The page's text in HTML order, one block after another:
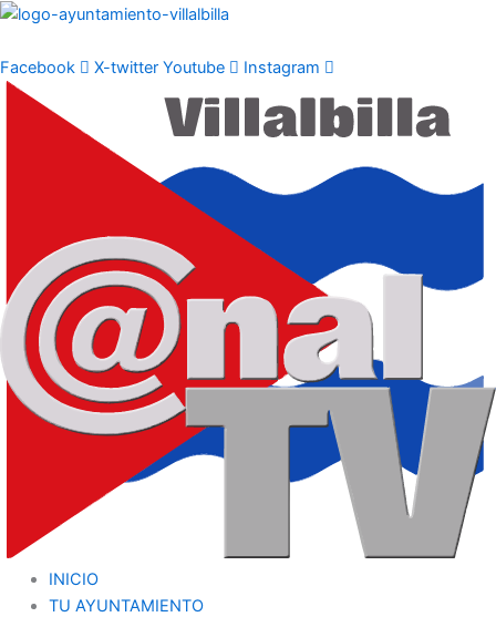
Ir
contenido
Facebook X-twitter Youtube Instagram
INICIO
TU AYUNTAMIENTO